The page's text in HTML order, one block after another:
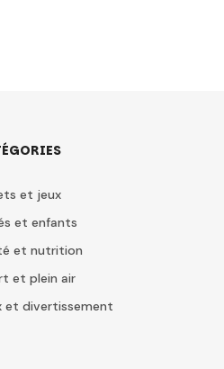
et jeux
et enfants
et nutrition
et plein air
et divertissement